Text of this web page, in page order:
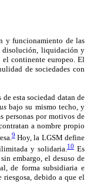
y funcionamiento de las
disolución, liquidación y
continente europeo. El
de sociedades con
esta sociedad datan de
bajo su mismo techo, y
personas por motivos de
a nombre propio
9Hoy, la LGSM define
y solidaria. 10Es
embargo, el desuso de
de forma subsidiaria e
debido a que el